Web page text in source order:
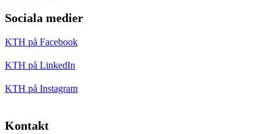
Sociala medier
KTH på Facebook
KTH på LinkedIn
KTH på Instagram
Kontakt